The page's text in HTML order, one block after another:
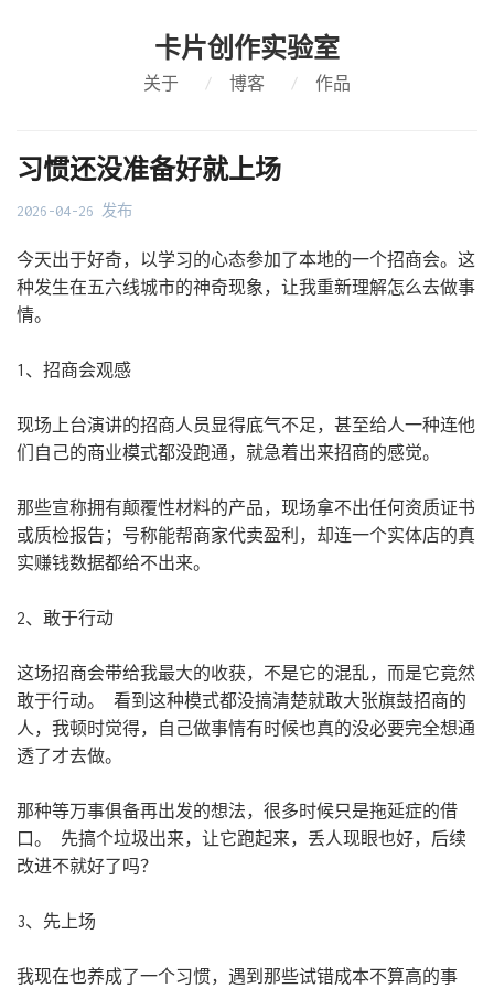
卡片创作实验室
关于 / 博客 / 作品
习惯还没准备好就上场
2026-04-26 发布
今天出于好奇，以学习的心态参加了本地的一个招商会。这
种发生在五六线城市的神奇现象，让我重新理解怎么去做事
情。
1、招商会观感
现场上台演讲的招商人员显得底气不足，甚至给人一种连他
们自己的商业模式都没跑通，就急着出来招商的感觉。
那些宣称拥有颠覆性材料的产品，现场拿不出任何资质证书
或质检报告；号称能帮商家代卖盈利，却连一个实体店的真
实赚钱数据都给不出来。
2、敢于行动
这场招商会带给我最大的收获，不是它的混乱，而是它竟然
敢于行动。 看到这种模式都没搞清楚就敢大张旗鼓招商的
人，我顿时觉得，自己做事情有时候也真的没必要完全想通
透了才去做。
那种等万事俱备再出发的想法，很多时候只是拖延症的借
口。 先搞个垃圾出来，让它跑起来，丢人现眼也好，后续
改进不就好了吗？
3、先上场
我现在也养成了一个习惯，遇到那些试错成本不算高的事